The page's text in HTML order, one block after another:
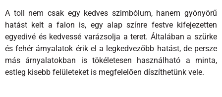
A toll nem csak egy kedves szimbólum, hanem gyönyörű
hatást kelt a falon is, egy alap színre festve kifejezetten
egyedivé és kedvessé varázsolja a teret. Általában a szürke
és fehér árnyalatok érik el a legkedvezőbb hatást, de persze
más árnyalatokban is tökéletesen használható a minta,
estleg kisebb felületeket is megfelelően díszíthetünk vele.